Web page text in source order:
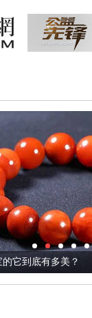
它到底有多美？